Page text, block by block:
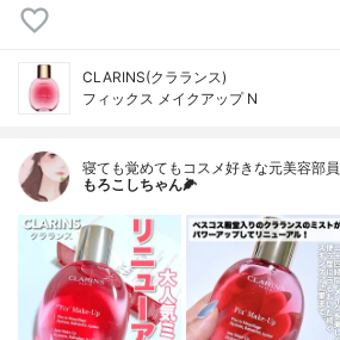
CLARINS(クラランス)
フィックス メイクアップ N
寝ても覚めてもコスメ好きな元美容部員
もろこしちゃん🌽